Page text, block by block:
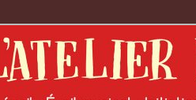
L'Atelier Musical